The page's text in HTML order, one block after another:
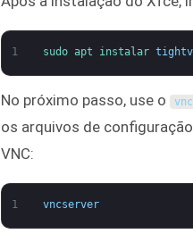
1 sudo apt instalar
No próximo passo, use o
os arquivos de
VNC:
1 vncserver